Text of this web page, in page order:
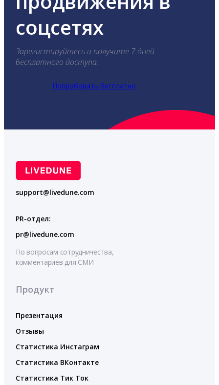
соцсетях
Зарегистируйтесь и получите 7 дней
бесплатного доступа.
Попробовать бесплатно
support@livedune.com
PR-отдел:
pr@livedune.com
По вопросам сотрудничества,
комментариев для СМИ
Продукт
Презентация
Отзывы
Статистика Инстаграм
Статистика ВКонтакте
Статистика Тик Ток